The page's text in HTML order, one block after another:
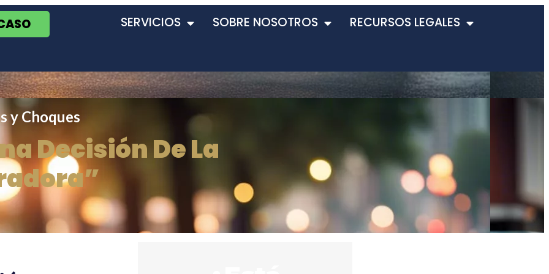
SERVICIOS SOBRE NOSOTROS RECURSOS LEGALES
y Choques
Decisión De La